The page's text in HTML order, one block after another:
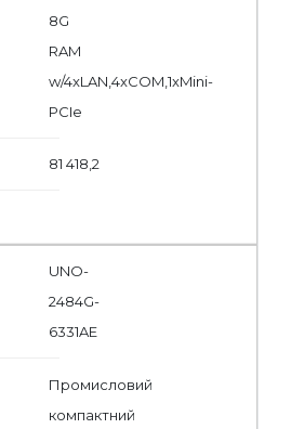
8G
RAM
w/4xLAN,4xCOM,1xMini-
PCIe
81 418,2
UNO-
2484G-
6331AE
Промисловий
компактний